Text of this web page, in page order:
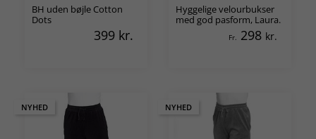
BH uden bøjle Cotton
Dots
399 kr.
Hyggelige velourbukser
med god pasform, Laura.
Fr. 298 kr.
NYHED NYHED